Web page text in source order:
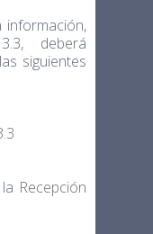
deberá
siguientes
Recepción